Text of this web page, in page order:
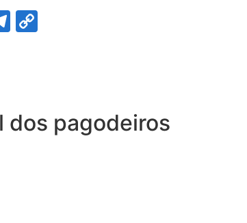
Telegram
dos pagodeiros